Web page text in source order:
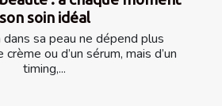
son soin idéal
sa peau ne dépend plus
ou d’un sérum, mais d’un
timing,...